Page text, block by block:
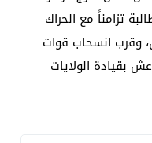
تزامناً مع الحراك
وقرب انسحاب قوات
بقيادة الولايات